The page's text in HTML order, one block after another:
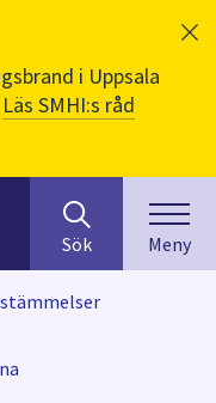
i Uppsala
Läs SMHI:s råd
efter
innehåll
på
webbplatsen.
Sök Meny